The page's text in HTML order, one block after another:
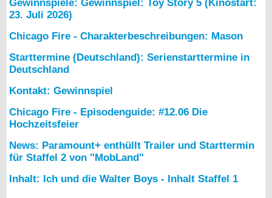
Gewinnspiele: Gewinnspiel: Toy Story 5 (Kinostart:
23. Juli 2026)
Chicago Fire - Charakterbeschreibungen: Mason
Starttermine (Deutschland): Serienstarttermine in
Deutschland
Kontakt: Gewinnspiel
Chicago Fire - Episodenguide: #12.06 Die
Hochzeitsfeier
News: Paramount+ enthüllt Trailer und Starttermin
für Staffel 2 von "MobLand"
Inhalt: Ich und die Walter Boys - Inhalt Staffel 1